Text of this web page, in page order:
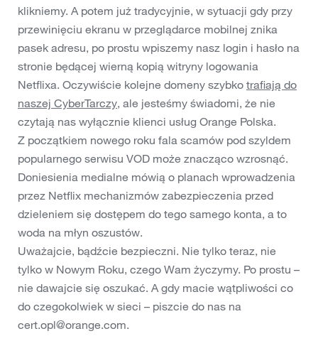
klikniemy. A potem już tradycyjnie, w sytuacji gdy przy
przewinięciu ekranu w przeglądarce mobilnej znika
pasek adresu, po prostu wpiszemy nasz login i hasło na
stronie będącej wierną kopią witryny logowania
Netflixa. Oczywiście kolejne domeny szybko trafiają do
naszej CyberTarczy, ale jesteśmy świadomi, że nie
czytają nas wyłącznie klienci usług Orange Polska.
Z początkiem nowego roku fala scamów pod szyldem
popularnego serwisu VOD może znacząco wzrosnąć.
Doniesienia medialne mówią o planach wprowadzenia
przez Netflix mechanizmów zabezpieczenia przed
dzieleniem się dostępem do tego samego konta, a to
woda na młyn oszustów.
Uważajcie, bądźcie bezpieczni. Nie tylko teraz, nie
tylko w Nowym Roku, czego Wam życzymy. Po prostu –
nie dawajcie się oszukać. A gdy macie wątpliwości co
do czegokolwiek w sieci – piszcie do nas na
cert.opl@orange.com.